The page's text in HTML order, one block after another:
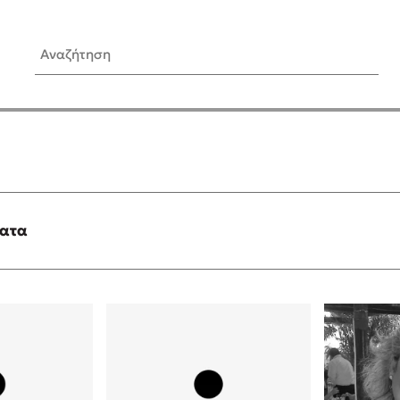
Αναζήτηση
είναι «το πρόβλημα»
Τι είναι η
Δανάη Δεληγεώργη
Συγχαρητήρια, Πέθανες!